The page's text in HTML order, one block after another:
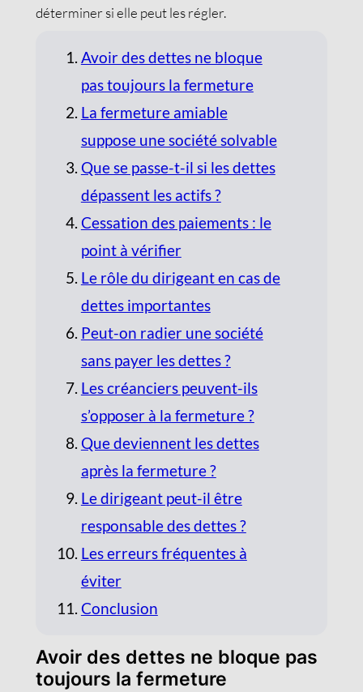
déterminer si elle peut les régler.
Avoir des dettes ne bloque
pas toujours la fermeture
La fermeture amiable
suppose une société solvable
Que se passe-t-il si les dettes
dépassent les actifs ?
Cessation des paiements : le
point à vérifier
Le rôle du dirigeant en cas de
dettes importantes
Peut-on radier une société
sans payer les dettes ?
Les créanciers peuvent-ils
s’opposer à la fermeture ?
Que deviennent les dettes
après la fermeture ?
Le dirigeant peut-il être
responsable des dettes ?
Les erreurs fréquentes à
éviter
Conclusion
Avoir des dettes ne bloque pas
toujours la fermeture